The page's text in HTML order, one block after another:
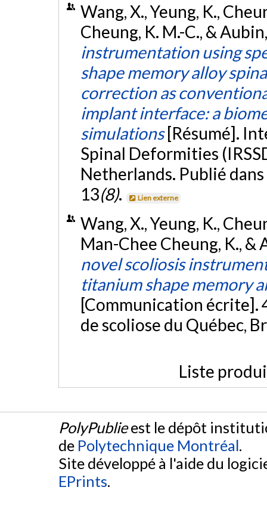
Wang, X., Yeung, K.,
Cheung, K. M.-C., &
instrumentation using
shape memory alloy
correction as
implant interface: a
simulations [Résumé].
Spinal Deformities
Netherlands. Publié
13(8). Lien externe
Wang, X., Yeung, K.,
Man-Chee Cheung, K., &
novel scoliosis
titanium shape memory
[Communication écrite].
de scoliose du Québec,
Liste
PolyPublieest le dépôt
de Polytechnique Montréal.
Site développé à l'aide du
EPrints.